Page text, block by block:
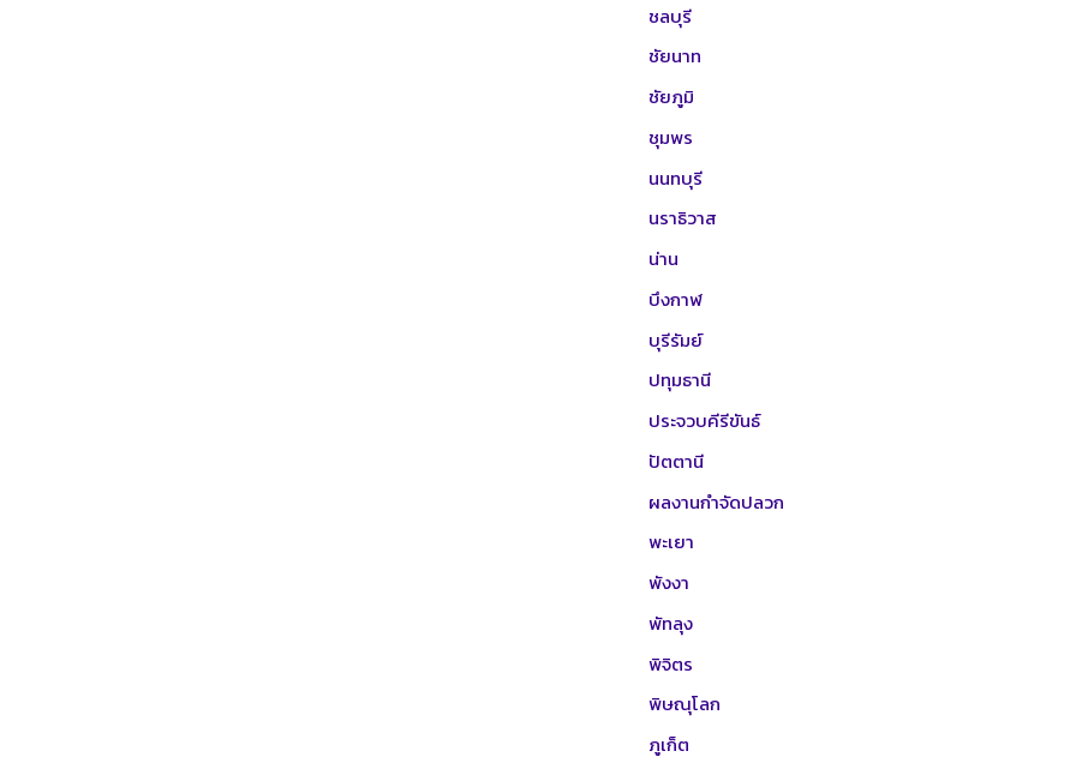
ชลบุรี
ชัยนาท
ชัยภูมิ
ชุมพร
นนทบุรี
นราธิวาส
น่าน
บึงกาฬ
บุรีรัมย์
ปทุมธานี
ประจวบคีรีขันธ์
ปัตตานี
ผลงานกำจัดปลวก
พะเยา
พังงา
พัทลุง
พิจิตร
พิษณุโลก
ภูเก็ต